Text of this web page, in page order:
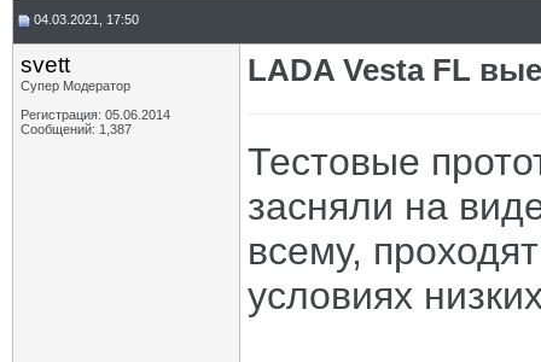
04.03.2021, 17:50
svett
Супер Модератор
Регистрация: 05.06.2014
Сообщений: 1,387
LADA Vesta FL
Тестовые
засняли на
всему,
условиях